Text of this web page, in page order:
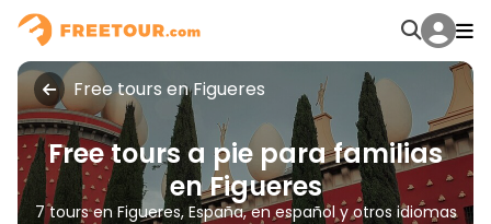
Free tours en Figueres
Free tours a pie para familias
en Figueres
7 tours en Figueres, España, en español y otros idiomas